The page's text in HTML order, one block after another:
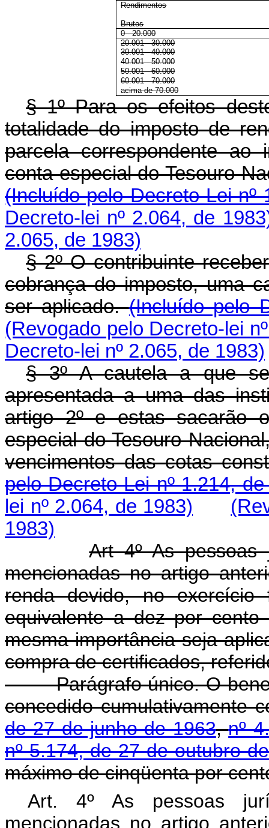
Rendimentos
Brutos
0 - 20.000
20.001 - 30.000
30.001 - 40.000
40.001 - 50.000
50.001 - 60.000
60.001 - 70.000
acima de 70.000
§ 1º Para os efeitos
totalidade do imposto de
parcela correspondente ao
conta especial do Tesouro
(Incluído pelo Decreto-Lei nº
Decreto-lei nº 2.064, de
2.065, de 1983)
§ 2º O contribuinte
cobrança do imposto, uma
ser aplicado.(Incluído pelo
(Revogado pelo Decreto-lei
Decreto-lei nº 2.065, de 1983)
§ 3º A cautela a que
apresentada a uma das
artigo 2º e estas sacarão
especial do Tesouro
vencimentos das cotas
pelo Decreto-Lei nº 1.214,
lei nº 2.064, de 1983)
1983)
Art 4º As pessoas
mencionadas no artigo
renda devido, no exercício
equivalente a dez por
mesma importância seja
compra de certificados,
Parágrafo único. O
concedido cumulativamente
de 27 de junho de 1963,nº
nº 5.174, de 27 de outubro
máximo de cinqüenta por
Art. 4º As pessoas
mencionadas no artigo